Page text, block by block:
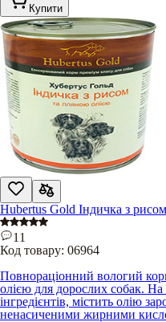
Купити
Hubertus Gold Індичка з
11
Код товару: 06964
Повнораціонний вологий
олією для дорослих собак. На
інгредієнтів, містить олію
ненасиченими жирними